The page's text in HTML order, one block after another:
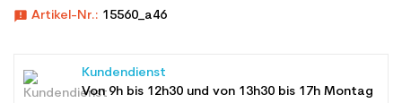
announcement Artikel-Nr.: 15560_a46
Kundendienst
Von 9h bis 12h30 und von 13h30 bis 17h Montag